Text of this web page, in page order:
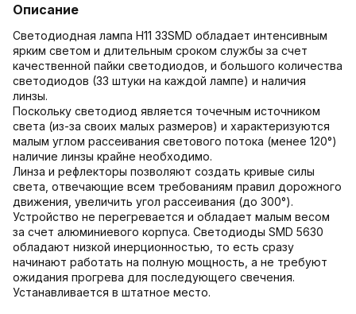
Описание
Светодиодная лампа H11 33SMD обладает интенсивным
ярким светом и длительным сроком службы за счет
качественной пайки светодиодов, и большого количества
светодиодов (33 штуки на каждой лампе) и наличия
линзы.
Поскольку светодиод является точечным источником
света (из-за своих малых размеров) и характеризуются
малым углом рассеивания светового потока (менее 120°)
наличие линзы крайне необходимо.
Линза и рефлекторы позволяют создать кривые силы
света, отвечающие всем требованиям правил дорожного
движения, увеличить угол рассеивания (до 300°).
Устройство не перегревается и обладает малым весом
за счет алюминиевого корпуса. Светодиоды SMD 5630
обладают низкой инерционностью, то есть сразу
начинают работать на полную мощность, а не требуют
ожидания прогрева для последующего свечения.
Устанавливается в штатное место.